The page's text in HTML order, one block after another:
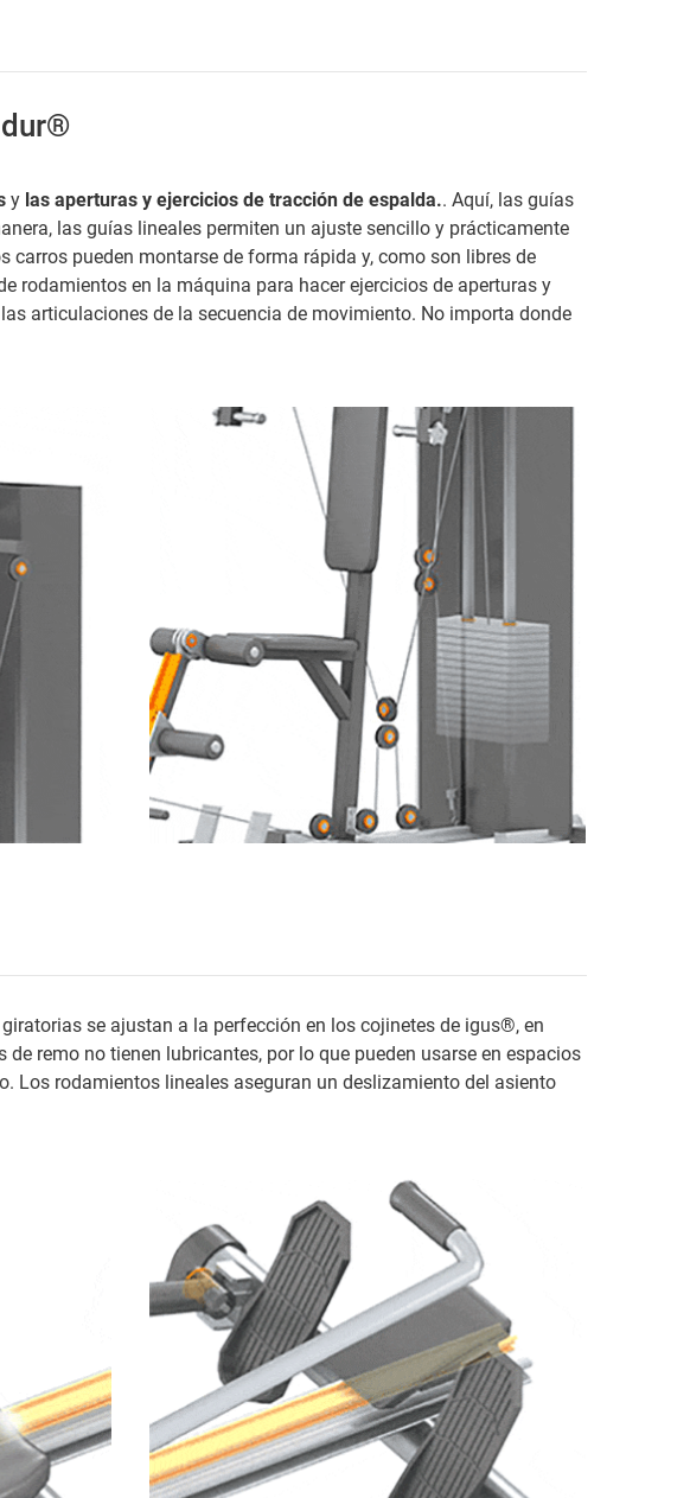
y las aperturas y ejercicios de tracción de espalda.. Aquí, las guías
las guías lineales permiten un ajuste sencillo y prácticamente
pueden montarse de forma rápida y, como son libres de
rodamientos en la máquina para hacer ejercicios de aperturas y
articulaciones de la secuencia de movimiento. No importa donde
se ajustan a la perfección en los cojinetes de igus®, en
remo no tienen lubricantes, por lo que pueden usarse en espacios
Los rodamientos lineales aseguran un deslizamiento del asiento